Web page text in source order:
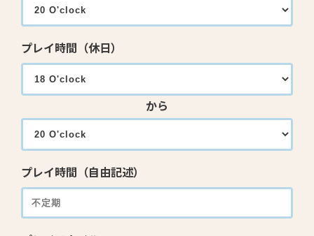
プレイ時間（休日）
から
プレイ時間（自由記述）